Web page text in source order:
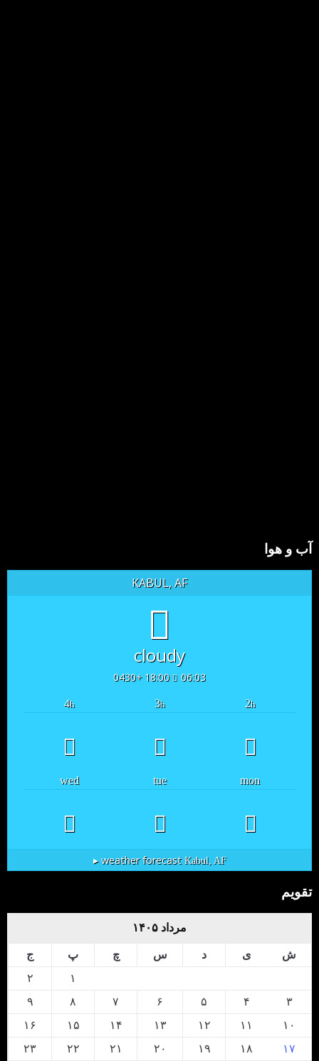
آب و هوا
KABUL, AF
cloudy
06:03
18:00 +0430
2h
3h
4h
mon
tue
wed
Kabul, AF
weather forecast ▸
تقویم
مرداد ۱۴۰۵
ش ی د س چ پ
ج
۱
۲
۳
۴ ۵ ۶ ۷ ۸
۹
۱۰
۱۱ ۱۲ ۱۳ ۱۴ ۱۵
۱۶
۱۷
۱۸ ۱۹ ۲۰ ۲۱ ۲۲ ۲۳